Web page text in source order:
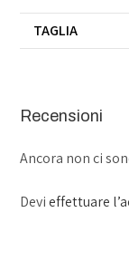
TAGLIA
Recensioni
Ancora non ci
Devieffettuare